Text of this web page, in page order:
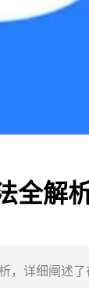
全解
，详细阐述